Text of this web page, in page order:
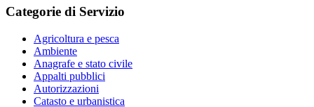
Categorie di Servizio
Agricoltura e pesca
Ambiente
Anagrafe e stato civile
Appalti pubblici
Autorizzazioni
Catasto e urbanistica